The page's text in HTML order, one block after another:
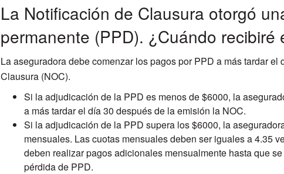
La Notificación de Clausura otorgó
permanente (PPD). ¿Cuándo recibiré
La aseguradora debe comenzar los pagos por PPD a más tardar
Clausura (NOC).
Si la adjudicación de la PPD es menos de $6000, la
a más tardar el día 30 después de la emisión la NOC.
Si la adjudicación de la PPD supera los $6000, la
mensuales. Las cuotas mensuales deben ser iguales a 4.35
deben realizar pagos adicionales mensualmente hasta que
pérdida de PPD.